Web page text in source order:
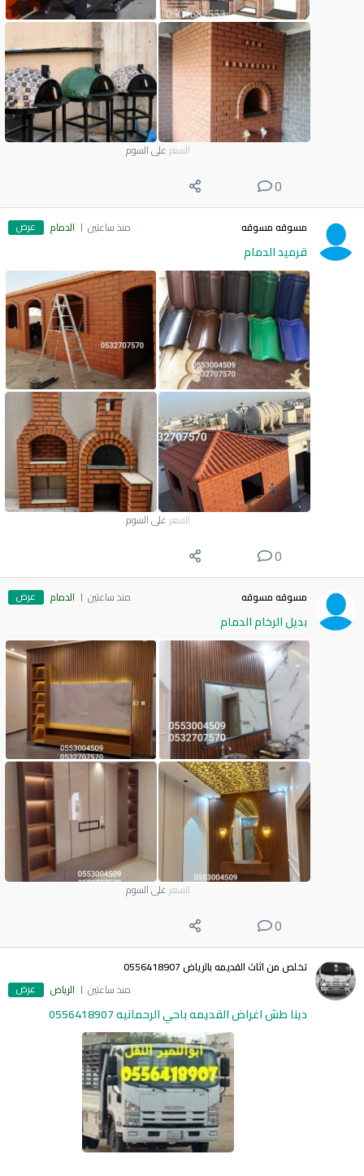
السعر على السوم
0
مسوقه مسوقه منذ ساعتين الدمام عرض
قرميد الدمام
السعر على السوم
0
مسوقه مسوقه منذ ساعتين الدمام عرض
بديل الرخام الدمام
السعر على السوم
0
تخلص من اثاث القديمه بالرياض 0556418907
منذ ساعتين
الرياض عرض
دينا طش اغراض القديمه باحي الرحمانيه 0556418907